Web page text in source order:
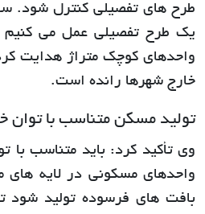
طرح های تفصیلی کنترل شود.
یک طرح تفصیلی عمل می
واحدهای کوچک متراژ هدایت
خارج شهرها رانده است.
تولید مسکن متناسب با توان
وی تأکید کرد: باید متناسب با
واحدهای مسکونی در لایه های
بافت های فرسوده تولید